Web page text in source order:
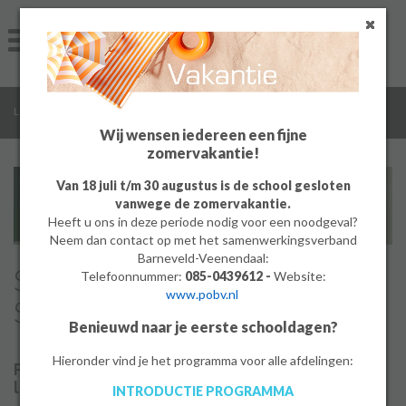
Wij wensen iedereen een fijne
zomervakantie!
Van 18 juli t/m 30 augustus is de school gesloten
vanwege de zomervakantie.
Heeft u ons in deze periode nodig voor een noodgeval?
Neem dan contact op met het samenwerkingsverband
Barneveld-Veenendaal:
Telefoonnummer: 085-0439612 - Website:
www.pobv.nl
Benieuwd naar je eerste schooldagen?
Hieronder vind je het programma voor alle afdelingen:
INTRODUCTIE PROGRAMMA
Algemeen
MBO
Leerlingen Wedstrijd paard
Schoolkampioenschappen
Springen & Dressuur
Paarden en pony’s zijn populair onder de
leerlingen van De Meerwaarde.